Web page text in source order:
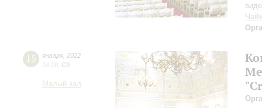
15 января 2022
14:00 Сб
Малый зал